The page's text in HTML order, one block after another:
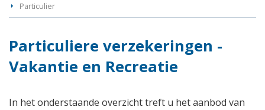
Particulier
Particuliere verzekeringen -
Vakantie en Recreatie
In het onderstaande overzicht treft u het aanbod van